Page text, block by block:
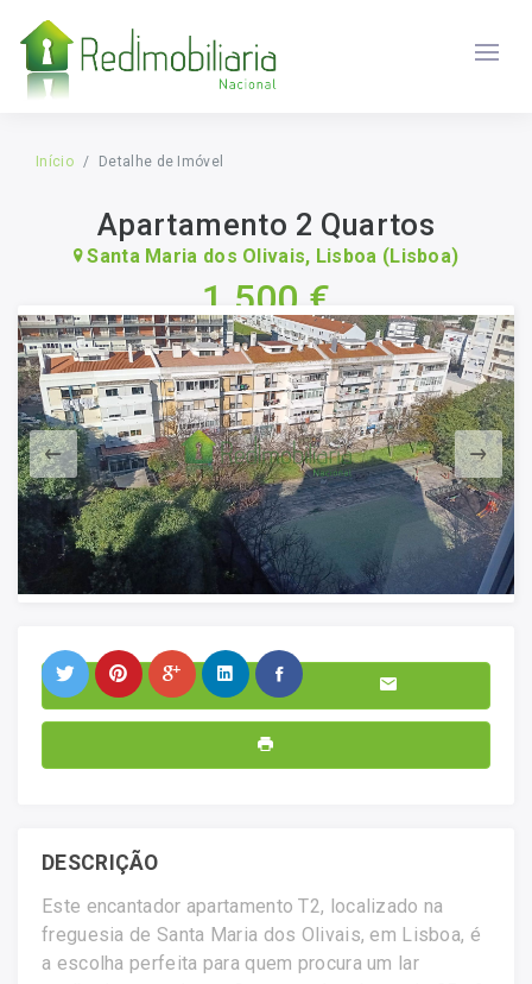
Início Detalhe de Imóvel
Apartamento 2 Quartos
Santa Maria dos Olivais, Lisboa (Lisboa)
1 500 €
DESCRIÇÃO
Este encantador apartamento T2, localizado na
freguesia de Santa Maria dos Olivais, em Lisboa, é
a escolha perfeita para quem procura um lar